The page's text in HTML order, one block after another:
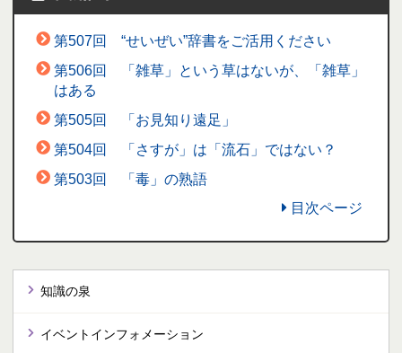
第507回 “せいぜい”辞書をご活用ください
第506回 「雑草」という草はないが、「雑草」
はある
第505回 「お見知り遠足」
第504回 「さすが」は「流石」ではない？
第503回 「毒」の熟語
目次ページ
知識の泉
イベントインフォメーション